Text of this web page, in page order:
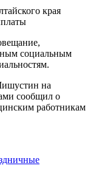
социальным
на
сообщил о
работникам